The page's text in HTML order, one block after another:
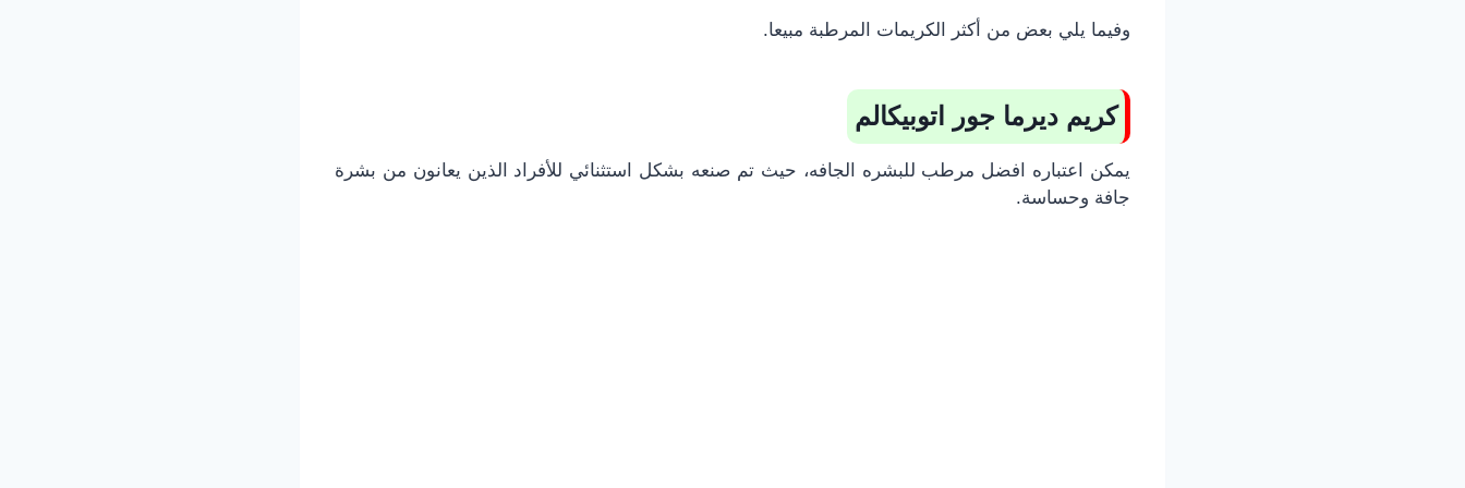
وفيما يلي بعض من أكثر الكريمات المرطبة مبيعا.
كريم ديرما جور اتوبيكالم
يمكن اعتباره افضل مرطب للبشره الجافه، حيث تم صنعه بشكل استثنائي للأفراد الذين يعانون من بشرة
جافة وحساسة.